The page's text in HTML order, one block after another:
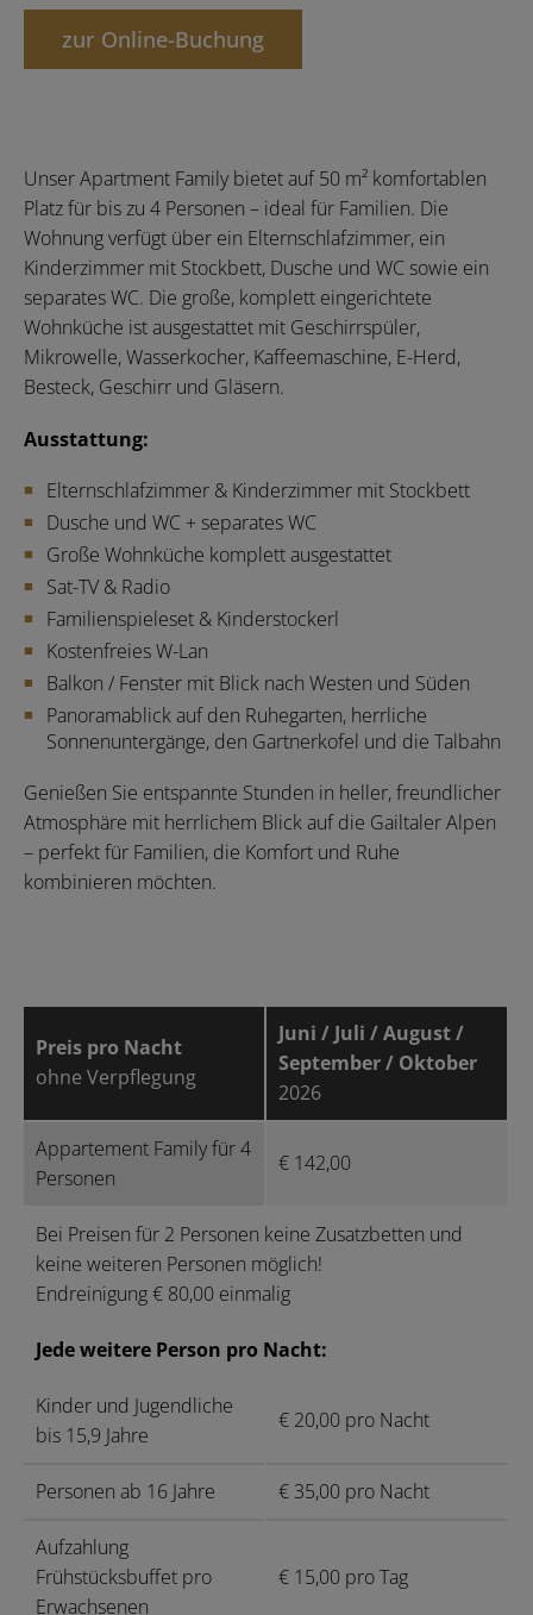
zur Online-Buchung
Unser Apartment Family bietet auf 50 m² komfortablen
Platz für bis zu 4 Personen – ideal für Familien. Die
Wohnung verfügt über ein Elternschlafzimmer, ein
Kinderzimmer mit Stockbett, Dusche und WC sowie ein
separates WC. Die große, komplett eingerichtete
Wohnküche ist ausgestattet mit Geschirrspüler,
Mikrowelle, Wasserkocher, Kaffeemaschine, E-Herd,
Besteck, Geschirr und Gläsern.
Ausstattung:
Elternschlafzimmer & Kinderzimmer mit Stockbett
Dusche und WC + separates WC
Große Wohnküche komplett ausgestattet
Sat-TV & Radio
Familienspieleset & Kinderstockerl
Kostenfreies W-Lan
Balkon / Fenster mit Blick nach Westen und Süden
Panoramablick auf den Ruhegarten, herrliche
Sonnenuntergänge, den Gartnerkofel und die Talbahn
Genießen Sie entspannte Stunden in heller, freundlicher
Atmosphäre mit herrlichem Blick auf die Gailtaler Alpen
– perfekt für Familien, die Komfort und Ruhe
kombinieren möchten.
Preis pro Nacht
ohne Verpflegung
Juni / Juli / August /
September / Oktober
2026
Appartement Family für 4
Personen
€ 142,00
Bei Preisen für 2 Personen keine Zusatzbetten und
keine weiteren Personen möglich!
Endreinigung € 80,00 einmalig
Jede weitere Person pro Nacht:
Kinder und Jugendliche
bis 15,9 Jahre
€ 20,00 pro Nacht
Personen ab 16 Jahre € 35,00 pro Nacht
Aufzahlung
Frühstücksbuffet pro
Erwachsenen
€ 15,00 pro Tag